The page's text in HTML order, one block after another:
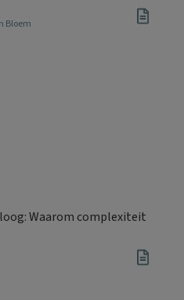
Bloem
Waarom complexiteit